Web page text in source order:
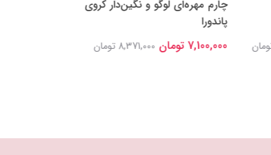
چارم مهره‌ای لوگو و نگین‌دار کروی
7,100,000 تومان 8,371,000 تومان
چارم آویز رویای آینده‌ و
6,900,000 تومان